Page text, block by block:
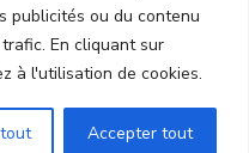
publicités ou du contenu
En cliquant sur
à l'utilisation de cookies.
Accepter tout